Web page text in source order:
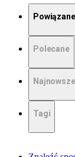
Powiązane
Polecane
Najnowsze
Tagi